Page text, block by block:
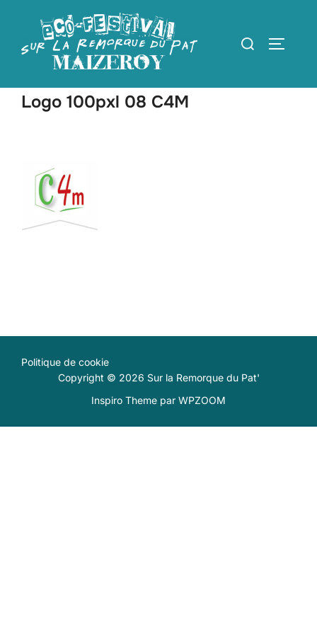
contenu
Rechercher :
Logo 100pxl 08 C4M
Politique de cookie
Copyright © 2026 Sur la Remorque du Pat'
Inspiro Theme par WPZOOM